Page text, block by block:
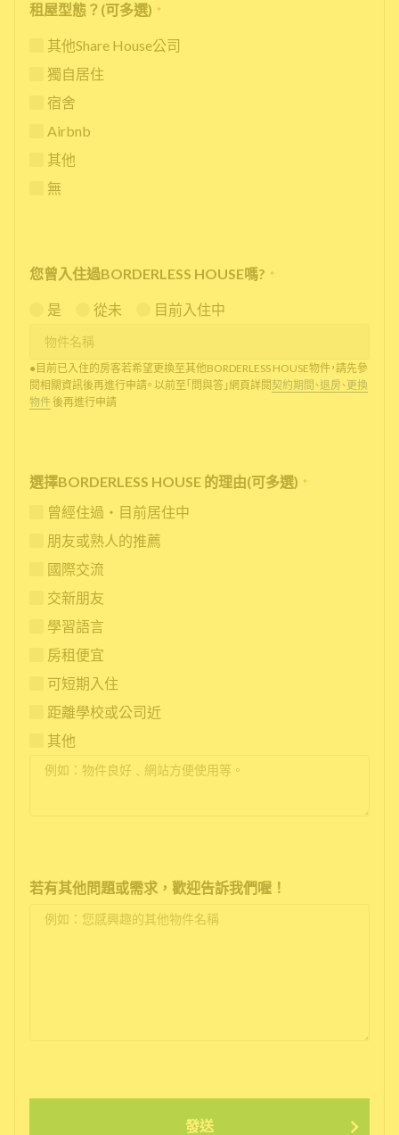
租屋型態？(可多選) *
其他Share House公司
獨自居住
宿舍
Airbnb
其他
無
您曾入住過BORDERLESS HOUSE嗎? *
是 從未 目前入住中
●目前已入住的房客若希望更換至其他BORDERLESS HOUSE物件，請先參
閱相關資訊後再進行申請。 以前至「問與答」網頁詳閱 契約期間、退房、更換
物件後再進行申請
選擇BORDERLESS HOUSE 的理由(可多選) *
曾經住過・目前居住中
朋友或熟人的推薦
國際交流
交新朋友
學習語言
房租便宜
可短期入住
距離學校或公司近
其他
若有其他問題或需求，歡迎告訴我們喔！
發送